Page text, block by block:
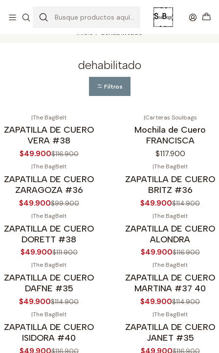
SOLO EL CUERO REEMPLAZA AL CUERO Todas las carteras acá
Inicio dehabilitado
dehabilitado
Filtros
|The BagBelt
ZAPATILLA DE CUERO
VERA #38
$49.900$116.900
|Carteras Soulbags
Mochila de Cuero
FRANCISCA
$117.900
|The BagBelt
ZAPATILLA DE CUERO
ZARAGOZA #36
$49.900$99.900
|The BagBelt
ZAPATILLA DE CUERO
BRITZ #36
$49.900$114.900
|The BagBelt
ZAPATILLA DE CUERO
DORETT #38
$49.900$111.900
Agotado
|The BagBelt
ZAPATILLA DE CUERO
ALONDRA
$49.900$116.900
|The BagBelt
ZAPATILLA DE CUERO
DAFNE #35
$49.900$114.900
|The BagBelt
ZAPATILLA DE CUERO
MARTINA #37 40
$49.900$114.900
|The BagBelt
ZAPATILLA DE CUERO
ISIDORA #40
$49.900$116.900
|The BagBelt
ZAPATILLA DE CUERO
JANET #35
$49.900$116.900